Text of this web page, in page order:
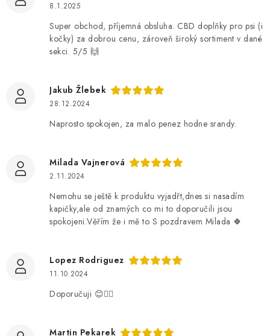
8.1.2025
Super obchod, příjemná obsluha. CBD doplňky pro psi (i
kočky) za dobrou cenu, zároveň široký sortiment v dané
sekci. 5/5 🙌
Jakub Žlebek
28.12.2024
Naprosto spokojen, za malo penez hodne srandy.
Milada Vajnerová
2.11.2024
Nemohu se ještě k produktu vyjadřt,dnes si nasadím
kapičky,ale od znamých co mi to doporučili jsou
spokojeni.Věřím že i mě to S pozdravem Milada 🍀
Lopez Rodriguez
11.10.2024
Doporučuji 😊👍🏼
Martin Pekarek